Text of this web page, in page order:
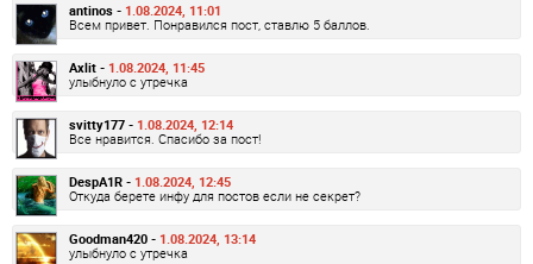
antinos - 1.08.2024, 11:01
Всем привет. Понравился пост, ставлю 5 баллов.
Axlit - 1.08.2024, 11:45
улыбнуло с утречка
svitty177 - 1.08.2024, 12:14
Все нравится. Спасибо за пост!
DespA1R - 1.08.2024, 12:45
Откуда берете инфу для постов если не секрет?
Goodman420 - 1.08.2024, 13:14
улыбнуло с утречка